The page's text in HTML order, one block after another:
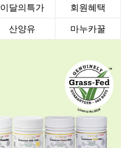
이달의특가 회원혜택
산양유 마누카꿀